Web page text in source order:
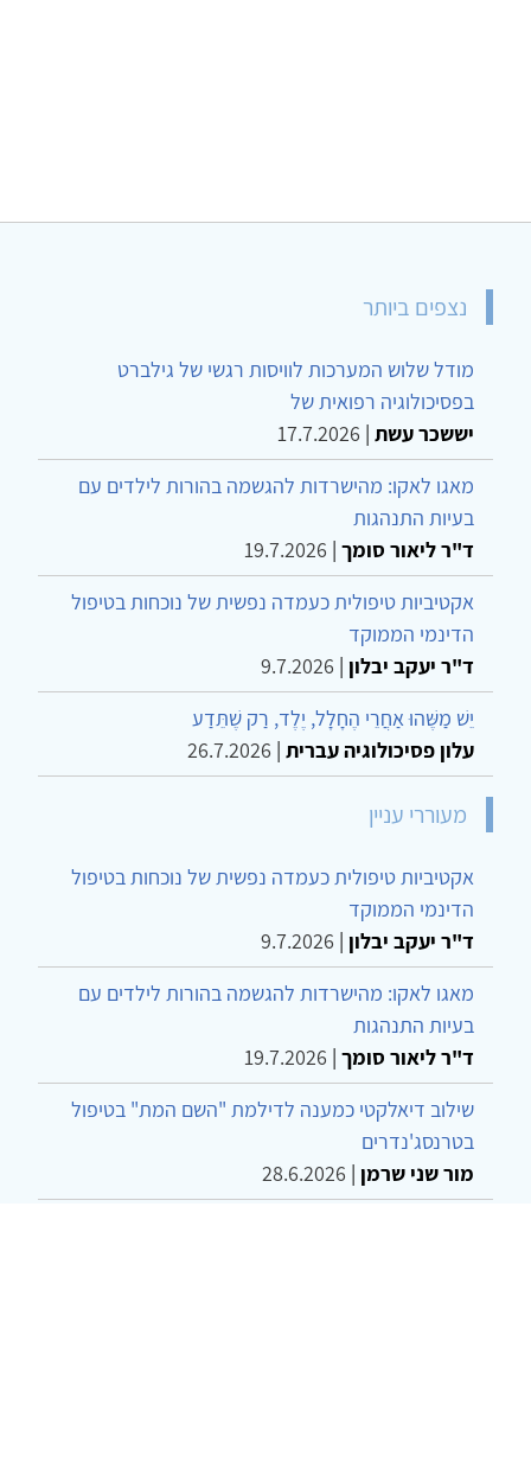
נצפים ביותר
מודל שלוש המערכות לוויסות רגשי של גילברט
בפסיכולוגיה רפואית של
יששכר עשת |
17.7.2026
מאגו לאקו: מהישרדות להגשמה בהורות לילדים עם
בעיות התנהגות
ד"ר ליאור סומך |
19.7.2026
אקטיביות טיפולית כעמדה נפשית של נוכחות בטיפול
הדינמי הממוקד
ד"ר יעקב יבלון |
9.7.2026
יֵשׁ מַשֶּׁהוּ אַחֲרֵי הֶחָלָל, יֶלֶד, רַק שֶׁתֵּדַע
עלון פסיכולוגיה עברית |
26.7.2026
מעוררי עניין
אקטיביות טיפולית כעמדה נפשית של נוכחות בטיפול
הדינמי הממוקד
ד"ר יעקב יבלון |
9.7.2026
מאגו לאקו: מהישרדות להגשמה בהורות לילדים עם
בעיות התנהגות
ד"ר ליאור סומך |
19.7.2026
שילוב דיאלקטי כמענה לדילמת "השם המת" בטיפול
בטרנסג'נדרים
מור שני שרמן |
28.6.2026